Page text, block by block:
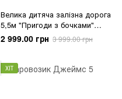
Велика дитяча залізна дорога
5,5м "Пригоди з бочками"
Томас і друзі
2 999.00 грн 3 999.00 грн
ХІТ